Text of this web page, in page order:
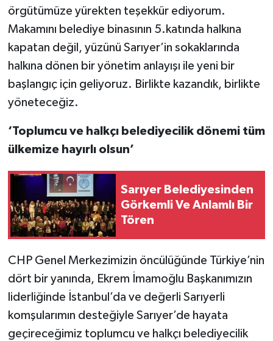
örgütümüze yürekten teşekkür ediyorum.
Makamını belediye binasının 5.katında halkına
kapatan değil, yüzünü Sarıyer’in sokaklarında
halkına dönen bir yönetim anlayışı ile yeni bir
başlangıç için geliyoruz. Birlikte kazandık, birlikte
yöneteceğiz.
‘Toplumcu ve halkçı belediyecilik dönemi tüm
ülkemize hayırlı olsun’
Sarıyer Belediyesinden
Görkemli Ve Anlamlı Bir
Tören
CHP Genel Merkezimizin öncülüğünde Türkiye’nin
dört bir yanında, Ekrem İmamoğlu Başkanımızın
liderliğinde İstanbul’da ve değerli Sarıyerli
komşularımın desteğiyle Sarıyer’de hayata
geçireceğimiz toplumcu ve halkçı belediyecilik